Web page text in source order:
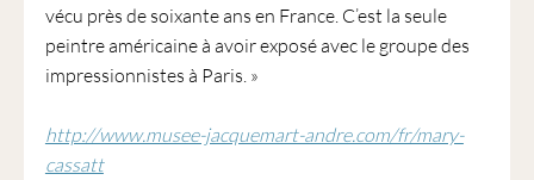
vécu près de soixante ans en France. C’est la seule
peintre américaine à avoir exposé avec le groupe des
impressionnistes à Paris. »
http://www.musee-jacquemart-andre.com/fr/mary-
cassatt